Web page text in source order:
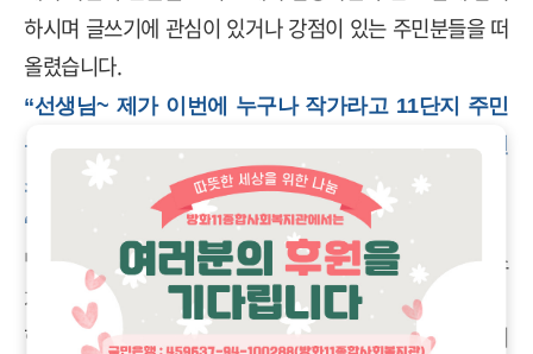
하시며 글쓰기에 관심이 있거나 강점이 있는 주민분들을 떠
올렸습니다.
“선생님~ 제가 이번에 누구나 작가라고 11단지 주민
분들과 함께 시집을 내는 사업을 하게 됐어요. 한번
소개해 드려도 될까요?”
“그럼~ 그거 설명하러 오는 김에 집에 놀러와요.”
담당자의 갑작스러운 연락에도 반갑게 맞아주시고 사업 소
개를 들어주셔서 감사합니다.
한 번 해보자며 용기내 주신 분들도
용기가 나지 않지만 이